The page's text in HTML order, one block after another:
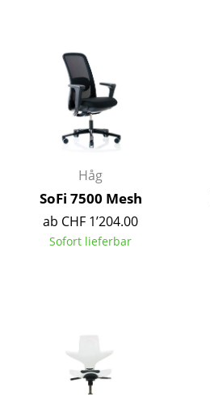
Schaukelstühle
Bürodrehstühle
Konferenzstühle
Bürosessel
Einzelteile
... alle Sitzmöbel
Couchtische
Schreibtische
Håg
SoFi 7500 Mesh
ab CHF 1’204.00
Sofort lieferbar